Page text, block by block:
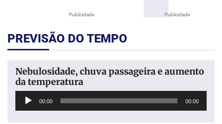
Publicidade Publicidade
PREVISÃO DO TEMPO
Nebulosidade, chuva passageira e aumento
da temperatura
Tocador
00:00 00:00